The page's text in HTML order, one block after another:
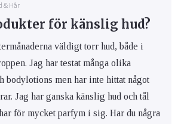
& Hår
för känslig hud?
väldigt torr hud, både i
Jag har testat många olika
bodylotions men har inte hittat något
Jag har ganska känslig hud och tål
för mycket parfym i sig. Har du några